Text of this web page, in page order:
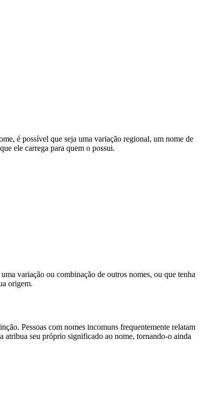
é possível que seja uma variação regional, um nome de
ele carrega para quem o possui.
variação ou combinação de outros nomes, ou que tenha
origem.
Pessoas com nomes incomuns frequentemente relatam
atribua seu próprio significado ao nome, tornando-o ainda